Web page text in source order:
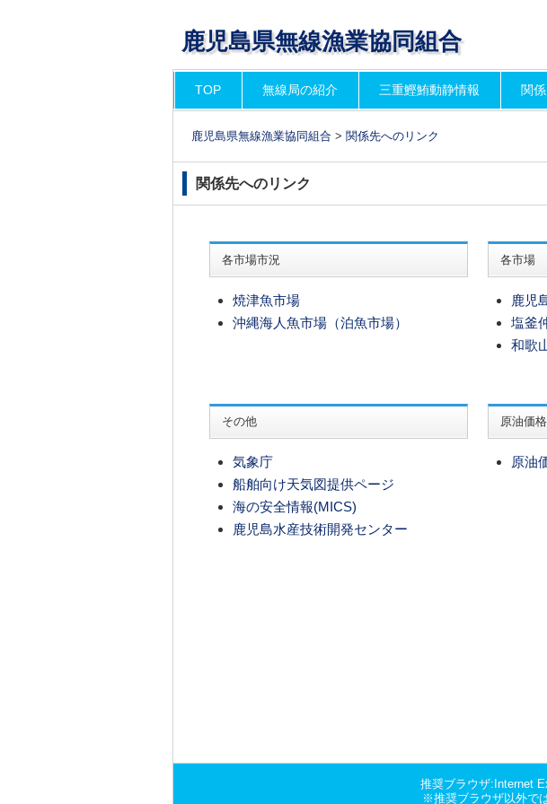
鹿児島県無線漁業協同組合
メインメニュー
コ
ン
テ
ツ
へ
TOP 無線局の紹介 三重鰹鮪動静情報 関
鹿児島県無線漁業協同組合 > 関係先へのリンク
関係先へのリンク
各市場市況
焼津魚市場
沖縄海人魚市場（泊魚市場）
各市場
鹿児
塩釜
和歌
その他
気象庁
船舶向け天気図提供ページ
海の安全情報(MICS)
鹿児島水産技術開発センター
原油価格
原油
推奨ブラウザ:Internet
※推奨ブラウザ以外で